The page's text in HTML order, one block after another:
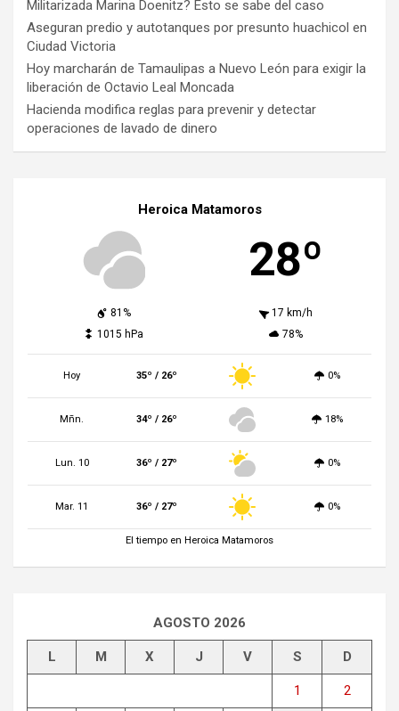
Militarizada Marina Doenitz? Esto se sabe del caso
Aseguran predio y autotanques por presunto huachicol en
Ciudad Victoria
Hoy marcharán de Tamaulipas a Nuevo León para exigir la
liberación de Octavio Leal Moncada
Hacienda modifica reglas para prevenir y detectar
operaciones de lavado de dinero
Heroica Matamoros
28º
81%
17 km/h
1015 hPa
78%
Hoy 35º / 26º 0%
Mñn. 34º / 26º 18%
Lun. 10 36º / 27º 0%
Mar. 11 36º / 27º 0%
El tiempo en Heroica Matamoros
AGOSTO 2026
L M X J V S D
1 2